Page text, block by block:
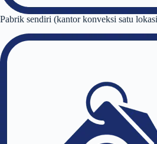
Pabrik sendiri (kantor konveksi satu